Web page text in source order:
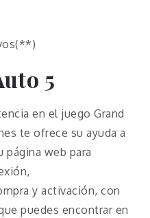
5
en el juego Grand
te ofrece su ayuda a
página web para
y activación, con
puedes encontrar en